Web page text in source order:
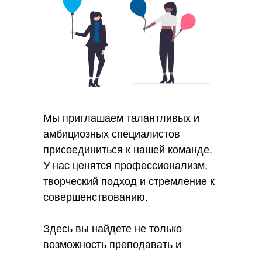
Мы приглашаем талантливых и
амбициозных специалистов
присоединиться к нашей команде.
У нас ценятся профессионализм,
творческий подход и стремление к
совершенствованию.
Здесь вы найдете не только
возможность преподавать и